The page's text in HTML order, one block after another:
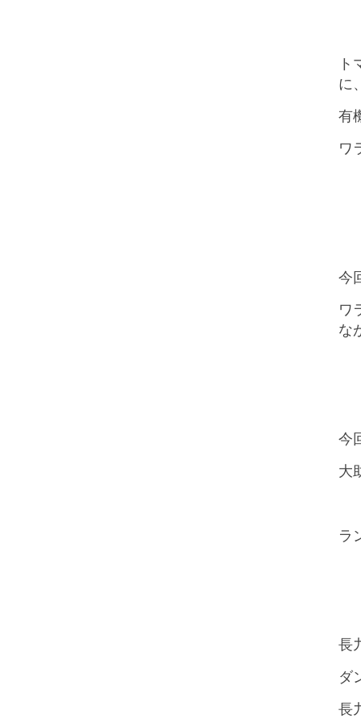
ト
に
有
ワ
今
ワ
な
今
大
ラ
長
ダ
長